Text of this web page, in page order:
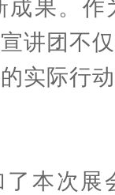
成果。
讲团不
实际行
本次展